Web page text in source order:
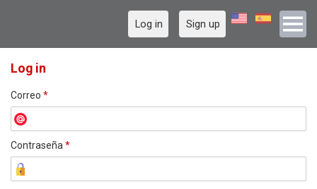
Log in Sign up
Log in
Correo *
Contraseña *